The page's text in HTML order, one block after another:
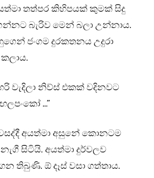
තත්පර කිහිපයක් කුමක් සිදු
බැරිව මෙන් බලා උන්නාය.
ජංගම දුරකතනය උදුරා
වැදිලා නිව්ස් එකක් වදිනවට
…”
අයත්මා අසුනේ කොනටම
සිටියි. අයත්මා දුර්වලව
තිබුණි. ඕ දෑස් වසා ගත්තාය.